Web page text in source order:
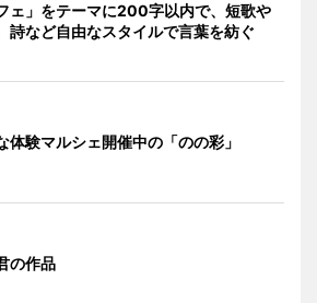
ェ」をテーマに200字以内で、短歌や
詩など自由なスタイルで言葉を紡ぐ
体験マルシェ開催中の「のの彩」
の作品